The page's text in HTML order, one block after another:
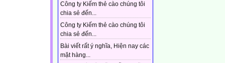
Công ty Kiếm thẻ cào chúng tôi
chia sẻ đến...
Công ty Kiếm thẻ cào chúng tôi
chia sẻ đến...
Bài viết rất ý nghĩa, Hiện nay các
mặt hàng...